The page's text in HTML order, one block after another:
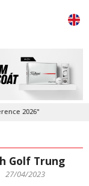
Golf Trung
27/04/2023